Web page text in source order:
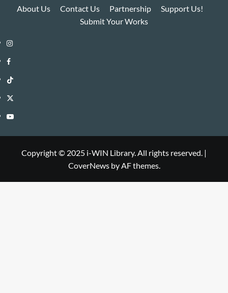
About Us Contact Us Partnership
Support Us!
Submit Your Works
Instagram
i-
WIN
Library
Facebook
i-
WIN
TikTok
i-
WIN
Twitter
i-
Library
YouTube
Copyright © 2025 i-WIN Library. All rights reserved. |
CoverNewsby AF themes.